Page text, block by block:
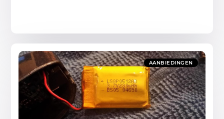
AANBIEDINGEN